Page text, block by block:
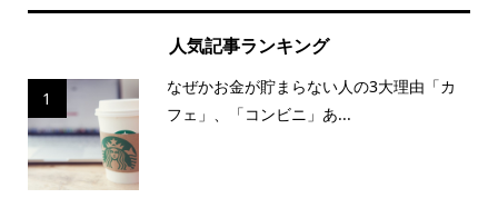
人気記事ランキング
1
なぜかお金が貯まらない人の3大理由「カ
フェ」、「コンビニ」あ...